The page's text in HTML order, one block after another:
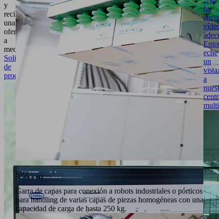
y
reciba
una
oferta
a
medida.
Solicitud
de
producto
SPZ
Garra de capas para conexión a robots industriales o pórticos
para handling de varias capas de piezas homogéneas con una
capacidad de carga de hasta 250 kg.
ha
eche
un
a